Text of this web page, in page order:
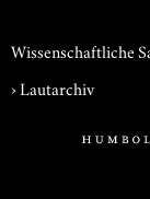
Wissenschaftliche
›Lautarchiv